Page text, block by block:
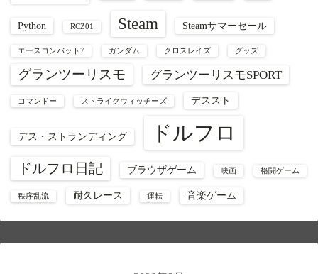
Python RCZ01 Steam Steamサマーセール
エースコンバット7 ガンダム クロスレイズ グッズ
グランツーリスモ グランツーリスモSPORT
コマンドー ストライクウィッチーズ デススト
デス・ストランディング ドルフロ
ドルフロ日記 ブラウザゲーム 映画 格闘ゲーム
秩序乱流 耐久レース 運転 音楽ゲーム